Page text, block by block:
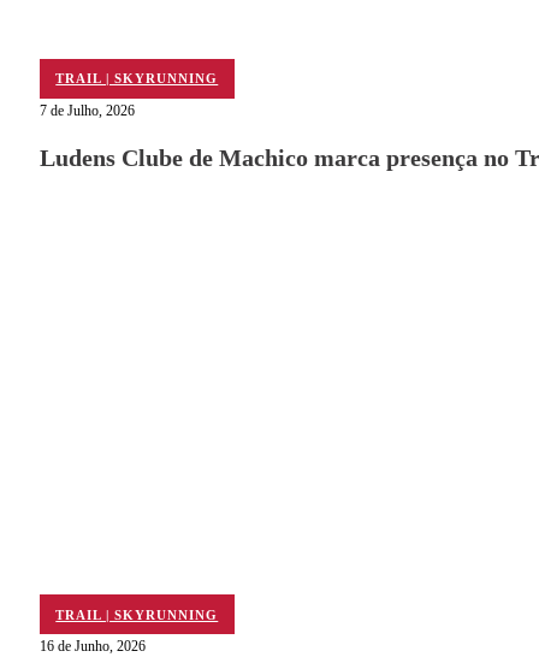
TRAIL | SKYRUNNING
7 de Julho, 2026
Ludens Clube de Machico marca presença no
TRAIL | SKYRUNNING
16 de Junho, 2026